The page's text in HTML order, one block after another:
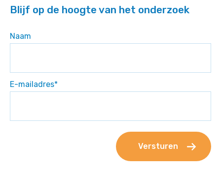
Blijf op de hoogte van het onderzoek
Naam
E-mailadres*